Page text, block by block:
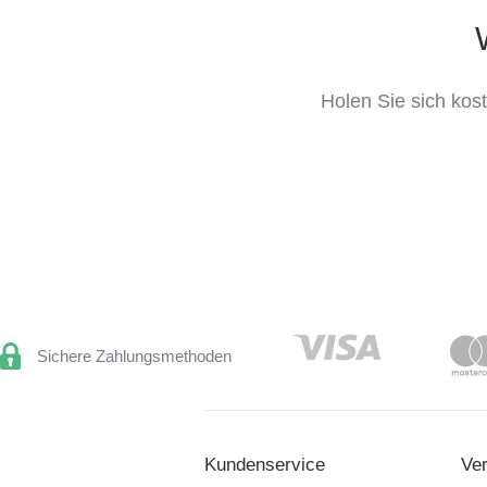
Holen Sie sich
Sichere Zahlungsmethoden
Kundenservice